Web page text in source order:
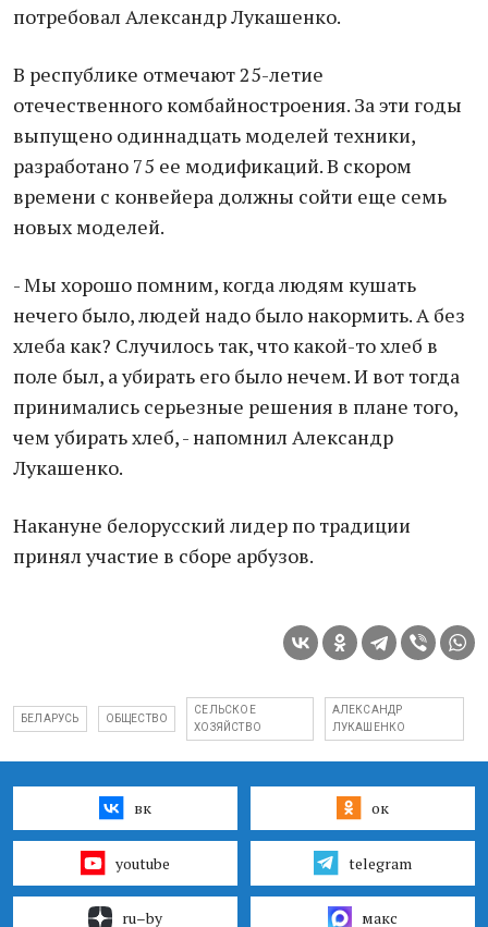
потребовал Александр Лукашенко.
В республике отмечают 25-летие
отечественного комбайностроения. За эти годы
выпущено одиннадцать моделей техники,
разработано 75 ее модификаций. В скором
времени с конвейера должны сойти еще семь
новых моделей.
- Мы хорошо помним, когда людям кушать
нечего было, людей надо было накормить. А без
хлеба как? Случилось так, что какой-то хлеб в
поле был, а убирать его было нечем. И вот тогда
принимались серьезные решения в плане того,
чем убирать хлеб, - напомнил Александр
Лукашенко.
Накануне белорусский лидер по традиции
принял участие в сборе арбузов.
БЕЛАРУСЬ ОБЩЕСТВО
СЕЛЬСКОЕ
ХОЗЯЙСТВО
АЛЕКСАНДР
ЛУКАШЕНКО
вк ок
youtube telegram
ru–by макс